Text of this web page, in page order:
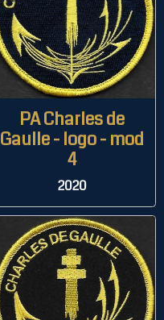
PA Charles de
Gaulle - logo - mod
4
2020